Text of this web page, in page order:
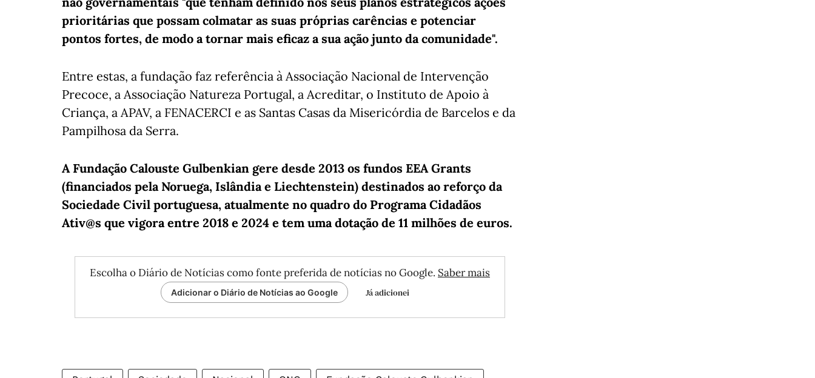
prioritárias que possam colmatar as suas próprias carências e potenciar
pontos fortes, de modo a tornar mais eficaz a sua ação junto da comunidade".
Entre estas, a fundação faz referência à Associação Nacional de Intervenção
Precoce, a Associação Natureza Portugal, a Acreditar, o Instituto de Apoio à
Criança, a APAV, a FENACERCI e as Santas Casas da Misericórdia de Barcelos e da
Pampilhosa da Serra.
A Fundação Calouste Gulbenkian gere desde 2013 os fundos EEA Grants
(financiados pela Noruega, Islândia e Liechtenstein) destinados ao reforço da
Sociedade Civil portuguesa, atualmente no quadro do Programa Cidadãos
Ativ@s que vigora entre 2018 e 2024 e tem uma dotação de 11 milhões de euros.
Escolha o Diário de Notícias como fonte preferida de notícias no Google. Saber mais
Adicionar o Diário de Notícias ao Google Já adicionei